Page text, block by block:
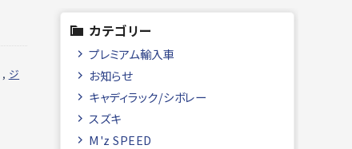
, ジ
カテゴリー
プレミアム輸入車
お知らせ
キャディラック/シボレー
スズキ
M'z SPEED